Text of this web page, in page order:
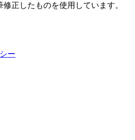
正したものを使用しています。
ー